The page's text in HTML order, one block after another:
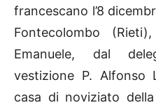
francescano l’8
Fontecolombo
Emanuele, dal
vestizione P. Alfonso
casa di noviziato